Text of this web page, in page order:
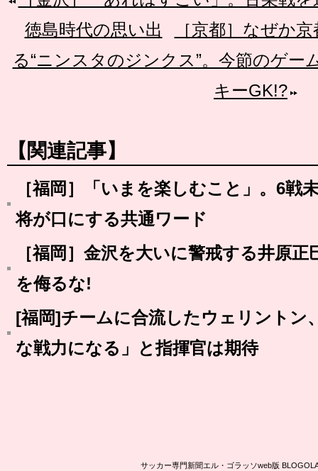
徳島時代の思い出
［京都］なぜか
る“ニンスタのジンクス”。今節のゲー
キーGK!?
【関連記事】
［福岡］「いまを楽しむこと」。6戦
将が口にする共通ワード
［福岡］金沢を大いに警戒する井原
を侮るな!
[福岡]チームに合流したウェリントン
な戦力になる」と指揮官は期待
サッカー専門新聞エル・ゴラッソweb版